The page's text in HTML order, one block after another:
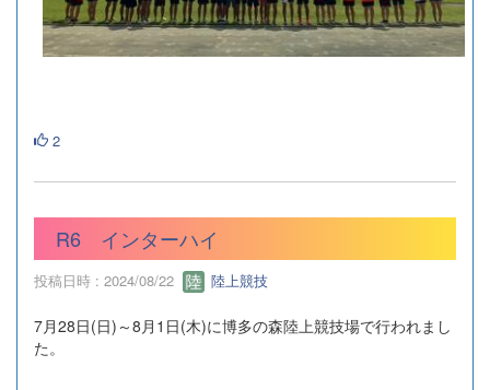
2
R6 インターハイ
投稿日時 : 2024/08/22 陸上競技
7月28日(日)～8月1日(木)に博多の森陸上競技場で行われまし
た。